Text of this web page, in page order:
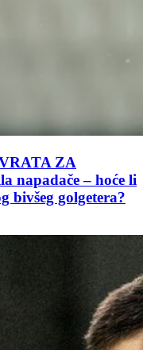
ZA
napadače – hoće li
bivšeg golgetera?